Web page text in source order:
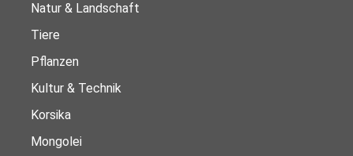
Natur & Landschaft
Tiere
Pflanzen
Kultur & Technik
Korsika
Mongolei